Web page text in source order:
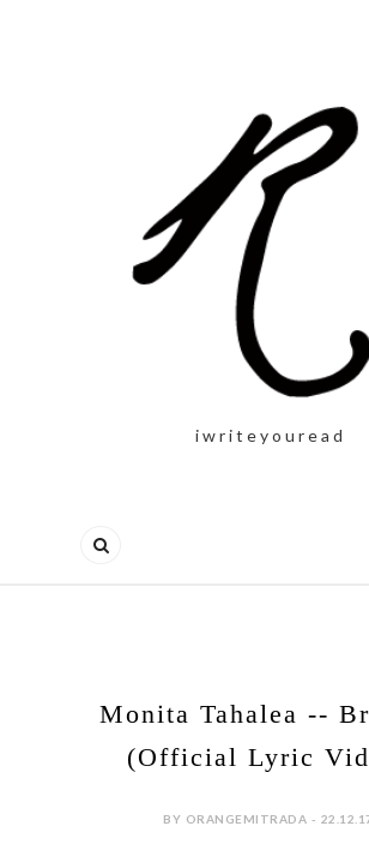
i w r i t e y o u r e a d
Monita Tahalea --
(Official Lyric
BY ORANGEMITRADA -